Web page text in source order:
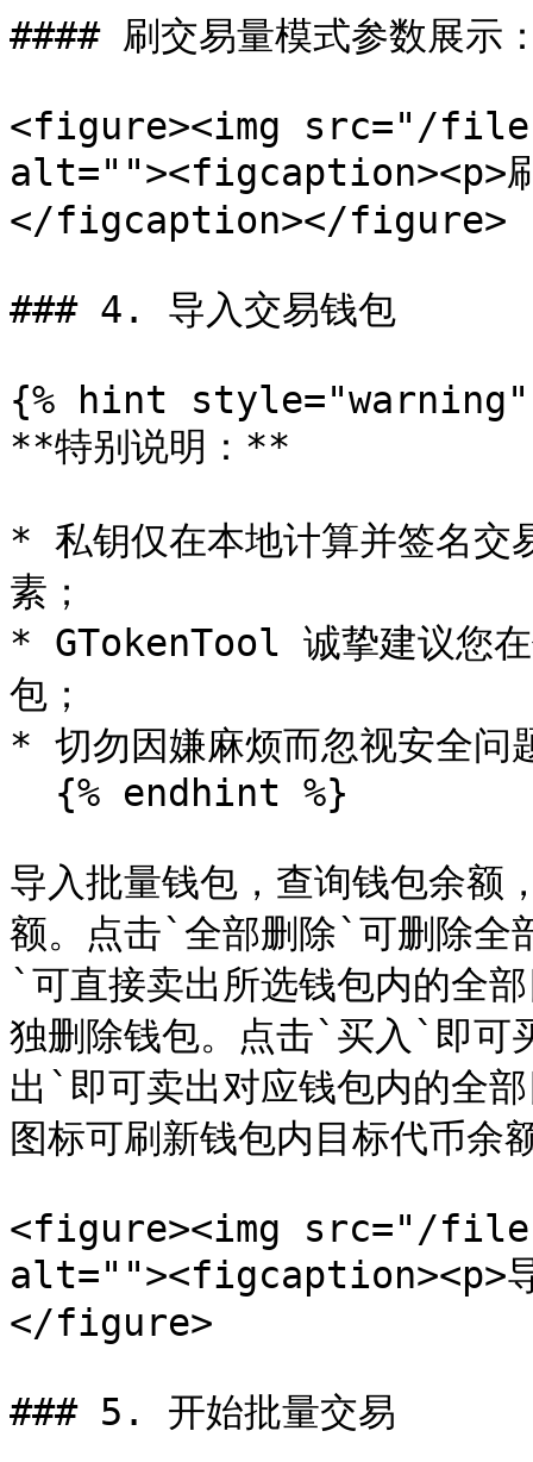
#### 刷交易量模式参数展示
<figure><img src="/files/
alt=""><figcaption><p>刷
</figcaption></figure>
### 4. 导入交易钱包
{% hint style="warning"
**特别说明：**
* 私钥仅在本地计算并签名交
素；
* GTokenTool 诚挚建议您在
包；
* 切勿因嫌麻烦而忽视安全问
导入批量钱包，查询钱包余
额。点击`全部删除`可删除全
`可直接卖出所选钱包内的全
独删除钱包。点击`买入`即可
出`即可卖出对应钱包内的全
图标可刷新钱包内目标代币余
<figure><img src="/
alt=""><figcaption><p>
</figure>
### 5. 开始批量交易